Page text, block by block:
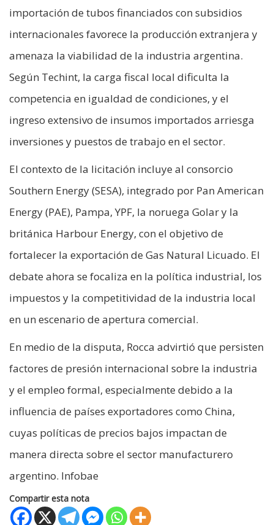
importación de tubos financiados con subsidios
internacionales favorece la producción extranjera y
amenaza la viabilidad de la industria argentina.
Según Techint, la carga fiscal local dificulta la
competencia en igualdad de condiciones, y el
ingreso extensivo de insumos importados arriesga
inversiones y puestos de trabajo en el sector.
El contexto de la licitación incluye al consorcio
Southern Energy (SESA), integrado por Pan American
Energy (PAE), Pampa, YPF, la noruega Golar y la
británica Harbour Energy, con el objetivo de
fortalecer la exportación de Gas Natural Licuado. El
debate ahora se focaliza en la política industrial, los
impuestos y la competitividad de la industria local
en un escenario de apertura comercial.
En medio de la disputa, Rocca advirtió que persisten
factores de presión internacional sobre la industria
y el empleo formal, especialmente debido a la
influencia de países exportadores como China,
cuyas políticas de precios bajos impactan de
manera directa sobre el sector manufacturero
argentino. Infobae
Compartir esta nota